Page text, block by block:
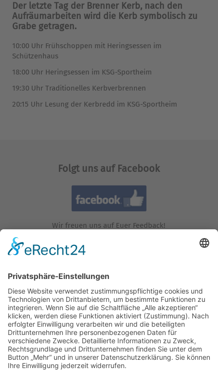
Der letzte Tag der Brenner Kerb, nach den
Aufräumarbeiten wird die Kerb symbolisch zu
Grabe getragen.
10:00 Uhr Frühschoppen mit Heringsessen im
Schützenhaus
18:00 Uhr Heringsessen im KSG-Sportheim
19:30 Uhr Traditionelles Kerbverbrennen
20:15 Uhr Lesung der Kerbredd im KSG-Sportheim
Folgt uns auf Facebook
Wir freuen uns auf Euer Feedback!
Folgt uns auf Instagram!
Wir freuen uns auf Euren Besuch!
Besucht uns auf YouTube!